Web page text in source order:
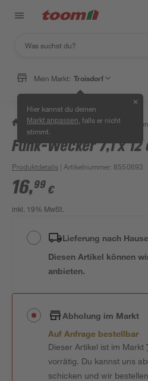
Mein Markt: Troisdorf
Hier kannst du deinen
Markt anpassen , falls er nicht
stimmt.
✕
/ Wohnen & Haushalt /
Funk-Wecker 7,1 x
Produktdetails | Artikelnummer: 8550693
16,99 €
inkl. 19% MwSt.
Lieferung nach Hause
Diesen Artikel können
anbieten.
Abholung im Markt
Auf Anfrage bestellbar
Dieser Artikel ist im Markt
vorrätig. Du kannst uns
schicken und wir